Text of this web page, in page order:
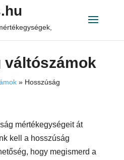
váltószámok
» Hosszúság
mértékegységeit át
kell a hosszúság
hogy megismerd a